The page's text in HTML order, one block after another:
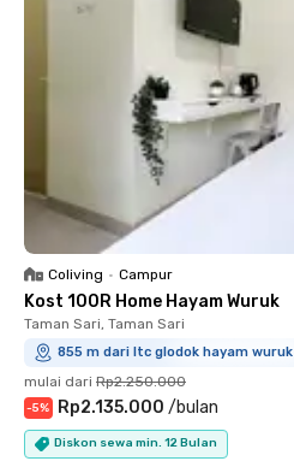
Coliving • Campur
Kost 100R Home Hayam Wuruk
Taman Sari, Taman Sari
855 m dari ltc glodok hayam wuruk
mulai dari Rp2.250.000
-5% Rp2.135.000 /bulan
Diskon sewa min. 12 Bulan